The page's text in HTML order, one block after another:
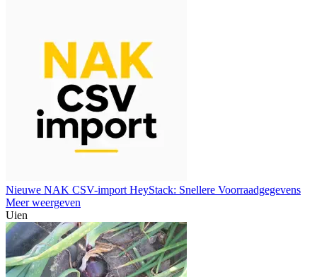
Nieuwe NAK CSV-import HeyStack: Snellere Voorraadgegevens
Meer weergeven
Uien